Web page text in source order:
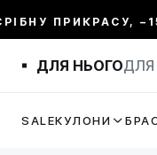
ПРИКРАСУ, –15%
ДЛЯ НЬОГОДЛЯ
SALEКУЛОНИ
ФІЛЬТР